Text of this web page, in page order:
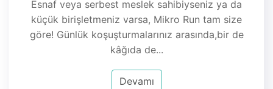
Esnaf veya serbest meslek sahibiyseniz ya da
küçük birişletmeniz varsa, Mikro Run tam size
göre! Günlük koşuşturmalarınız arasında,bir de
kâğıda de...
Devamı